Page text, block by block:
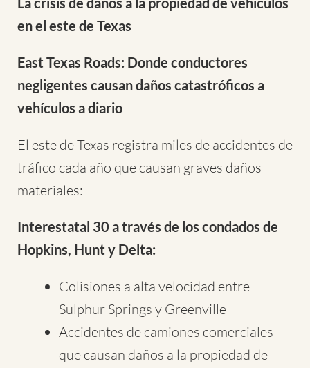
en el este de Texas
East Texas Roads: Donde conductores
negligentes causan daños catastróficos a
vehículos a diario
El este de Texas registra miles de accidentes de
tráfico cada año que causan graves daños
materiales:
Interestatal 30 a través de los condados de
Hopkins, Hunt y Delta:
Colisiones a alta velocidad entre
Sulphur Springs y Greenville
Accidentes de camiones comerciales
que causan daños a la propiedad de